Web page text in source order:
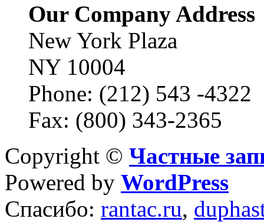
Our Company Address
New York Plaza
NY 10004
Phone: (212) 543 -4322
Fax: (800) 343-2365
Copyright © Частные
Powered by WordPress
Спасибо: rantac.ru,